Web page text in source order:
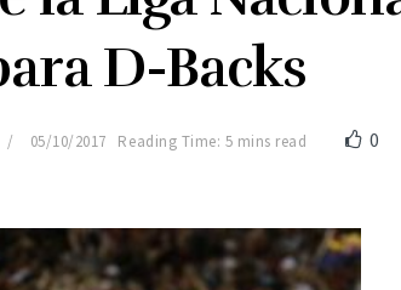
D-Backs
05/10/2017 Reading Time: 5 mins read 0